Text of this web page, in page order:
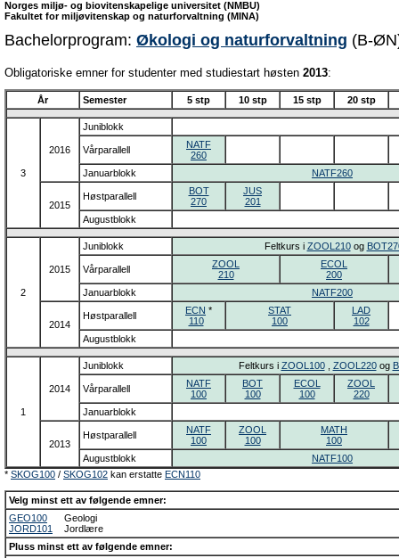
Norges miljø- og biovitenskapelige universitet (NMBU)
Fakultet for miljøvitenskap og naturforvaltning (MINA)
Bachelorprogram: Økologi og naturforvaltning (B-
Obligatoriske emner for studenter med studiestart høsten 2013:
År Semester 5 stp 10 stp 15 stp 20 stp
3
2016
Juniblokk
Vårparallell
NATF
260
Januarblokk
NATF260
2015
Høstparallell
BOT
270
JUS
201
Augustblokk
2
2015
Juniblokk Feltkurs i ZOOL210og
Vårparallell
ZOOL
210
ECOL
200
Januarblokk
NATF200
2014
Høstparallell ECN *
110
STAT
100
LAD
102
Augustblokk
1
2014
Juniblokk Feltkurs i ZOOL100, ZOOL220og
Vårparallell
NATF
100
BOT
100
ECOL
100
ZOOL
220
Januarblokk
2013
Høstparallell
NATF
100
ZOOL
100
MATH
100
Augustblokk
NATF100
* SKOG100 / SKOG102 kan erstatte ECN110
Velg minst ett av følgende emner:
GEO100
Geologi
JORD101
Jordlære
Pluss minst ett av følgende emner: